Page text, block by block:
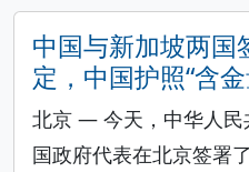
中国与新加坡两国
定，中国护照“含
北京 — 今天，中华人民
国政府代表在北京签署